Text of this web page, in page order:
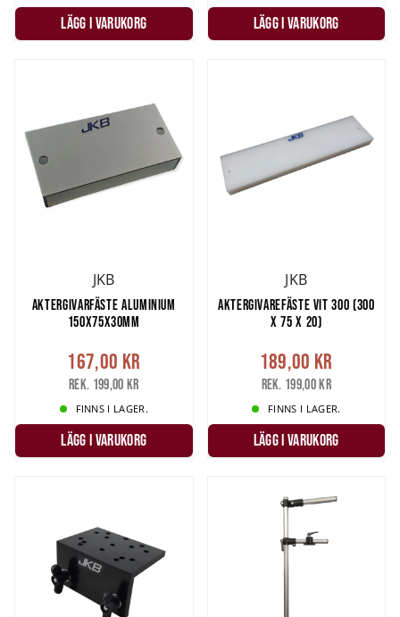
LÄGG I VARUKORG LÄGG I VARUKORG
JKB
AKTERGIVARFÄSTE ALUMINIUM
150X75X30MM
167,00 kr
Rek. 199,00 kr
FINNS I LAGER.
LÄGG I VARUKORG
JKB
AKTERGIVAREFÄSTE VIT 300 (300
X 75 X 20)
189,00 kr
Rek. 199,00 kr
FINNS I LAGER.
LÄGG I VARUKORG